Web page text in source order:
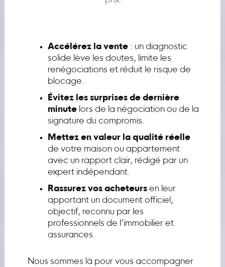
Accélérez la vente: un diagnostic
solide lève les doutes, limite les
renégociations et réduit le risque de
blocage.
Évitez les surprises de dernière
minutelors de la négociation ou de la
signature du compromis.
Mettez en valeur la qualité réelle
de votre maison ou appartement
avec un rapport clair, rédigé par un
expert indépendant.
Rassurez vos acheteursen leur
apportant un document officiel,
objectif, reconnu par les
professionnels de l’immobilier et
assurances.
Nous sommes là pour vous accompagner